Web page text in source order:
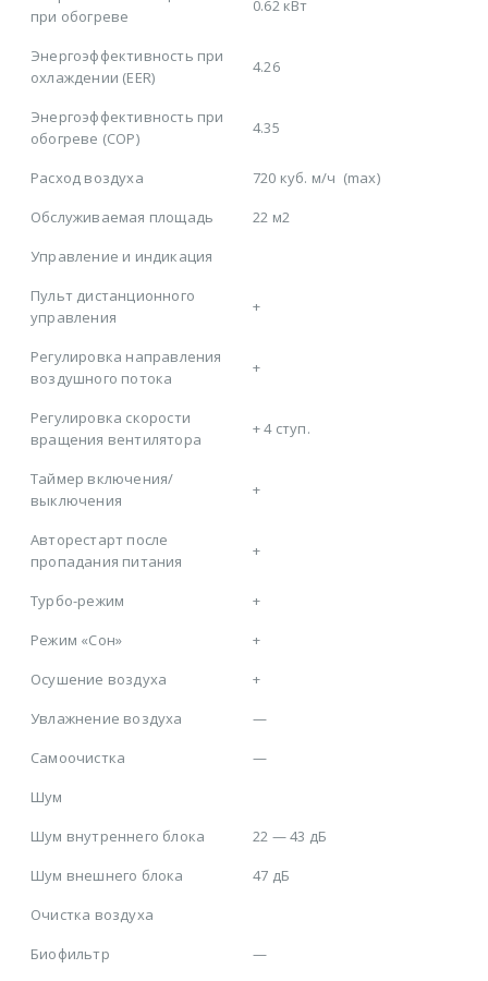
при обогреве
0.62 кВт
Энергоэффективность при
охлаждении (EER)
4.26
Энергоэффективность при
обогреве (COP)
4.35
Расход воздуха 720 куб. м/ч (max)
Обслуживаемая площадь
22 м2
Управление и индикация
Пульт дистанционного
управления
+
Регулировка направления
воздушного потока
+
Регулировка скорости
вращения вентилятора
+4 ступ.
Таймер включения/
выключения
+
Авторестарт после
пропадания питания
+
Турбо-режим
+
Режим «Сон»
+
Осушение воздуха
+
Увлажнение воздуха
—
Самоочистка
—
Шум
Шум внутреннего блока
22 — 43 дБ
Шум внешнего блока
47 дБ
Очистка воздуха
Биофильтр
—